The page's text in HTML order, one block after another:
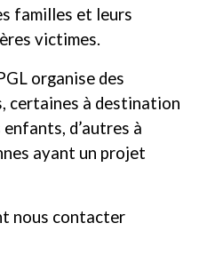
familles et leurs
victimes.
organise des
certaines à destination
d’autres à
ayant un projet
nous contacter